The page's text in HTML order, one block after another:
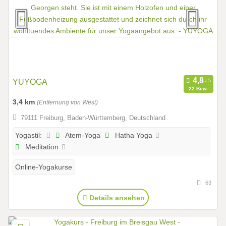
YUYOGA
22 Bew.
3,4 km (Entfernung von West)
79111 Freiburg, Baden-Württemberg, Deutschland
Yogastil: Atem-Yoga
Hatha Yoga
Meditation
Online-Yogakurse
63
Details ansehen